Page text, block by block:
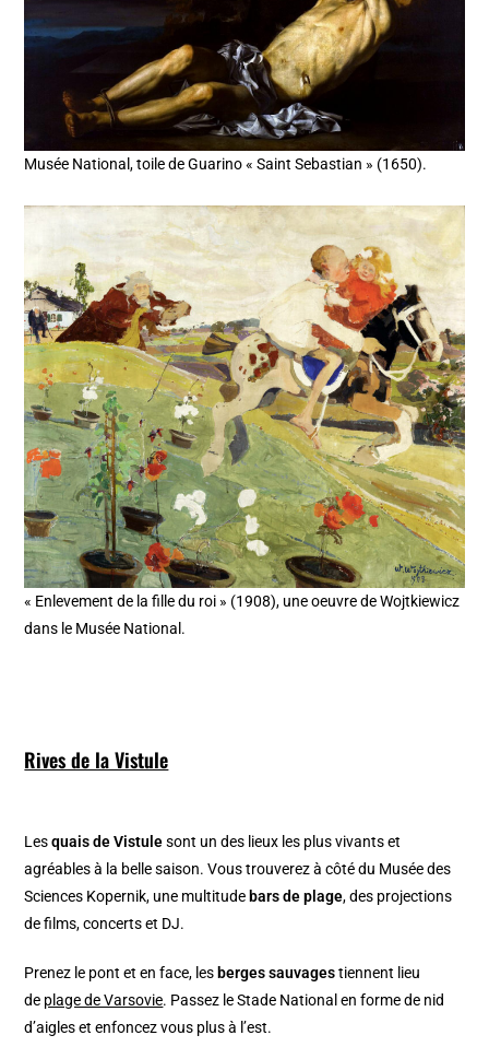
Musée National, toile de Guarino « Saint Sebastian » (1650).
« Enlevement de la fille du roi » (1908), une oeuvre de Wojtkiewicz
dans le Musée National.
Rives de la Vistule
Lesquais de Vistulesont un des lieux les plus vivants et
agréables à la belle saison. Vous trouverez à côté du Musée des
Sciences Kopernik, une multitude bars de plage, des projections
de films, concerts et DJ.
Prenez le pont et en face, les berges sauvagestiennent lieu
de plage de Varsovie. Passez le Stade National en forme de nid
d’aigles et enfoncez vous plus à l’est.